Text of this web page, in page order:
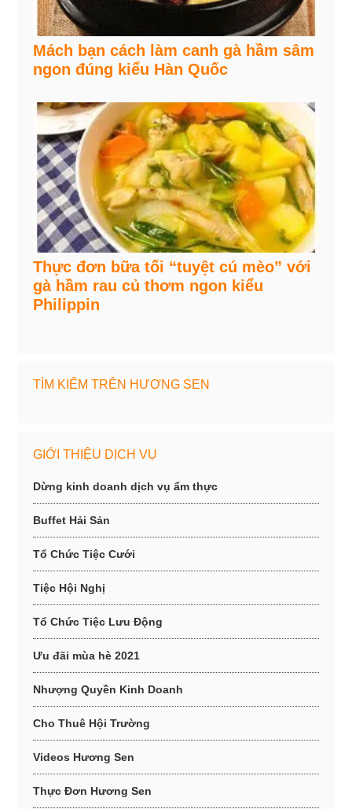
Mách bạn cách làm canh gà hầm sâm
ngon đúng kiểu Hàn Quốc
Thực đơn bữa tối “tuyệt cú mèo” với
gà hầm rau củ thơm ngon kiểu
Philippin
TÌM KIẾM TRÊN HƯƠNG SEN
GIỚI THIỆU DỊCH VỤ
Dừng kinh doanh dịch vụ ẩm thực
Buffet Hải Sản
Tổ Chức Tiệc Cưới
Tiệc Hội Nghị
Tổ Chức Tiệc Lưu Động
Ưu đãi mùa hè 2021
Nhượng Quyền Kinh Doanh
Cho Thuê Hội Trường
Videos Hương Sen
Thực Đơn Hương Sen